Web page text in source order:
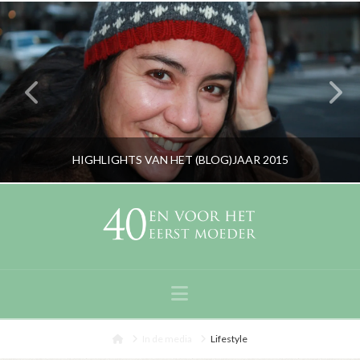
HIGHLIGHTS VAN HET (BLOG)JAAR 2015
RORYBLOKZIJL
Navigation
Lifestyle